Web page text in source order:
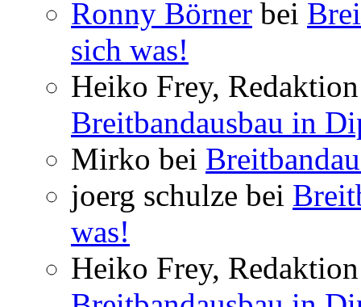
Ronny Börner bei
sich was!
Heiko Frey,
Breitbandausbau in
Mirko bei
joerg schulze bei
was!
Heiko Frey,